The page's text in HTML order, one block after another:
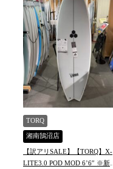
TORQ
湘南鵠沼店
【訳アリSALE】【TORQ】X-
LITE3.0 POD MOD 6’6″ ※新品